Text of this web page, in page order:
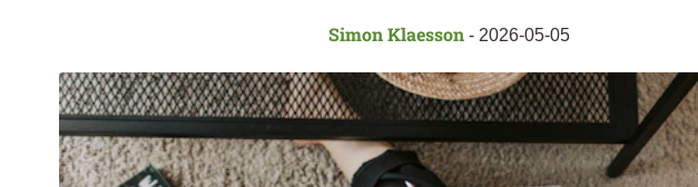
Simon Klaesson- 2026-05-05